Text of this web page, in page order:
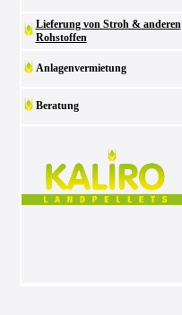
Lieferung von Stroh & anderen
Rohstoffen
Anlagenvermietung
Beratung